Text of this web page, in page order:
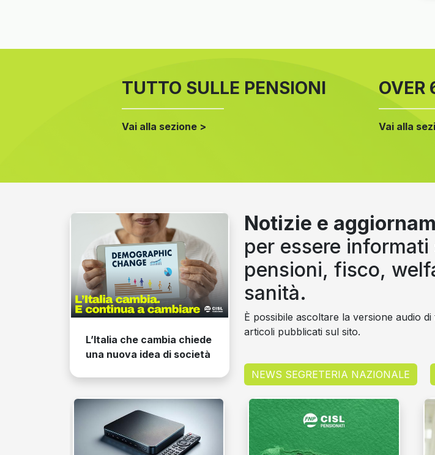
TUTTO SULLE PENSIONI
Vai alla sezione >
OVER
Vai alla
L’Italia che cambia chiede
una nuova idea di società
Notizie e
per essere informati
pensioni, fisco,
sanità.
È possibile ascoltare la versione audio di
articoli pubblicati sul sito.
NEWS SEGRETERIA NAZIONALE